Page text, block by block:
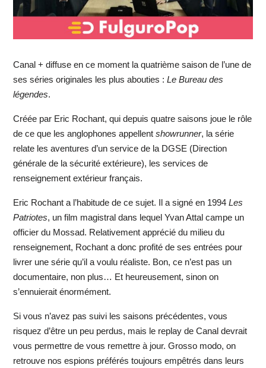
Canal + diffuse en ce moment la quatrième saison de l’une de
ses séries originales les plus abouties : Le Bureau des
légendes.
Créée par Eric Rochant, qui depuis quatre saisons joue le rôle
de ce que les anglophones appellent showrunner, la série
relate les aventures d’un service de la DGSE (Direction
générale de la sécurité extérieure), les services de
renseignement extérieur français.
Eric Rochant a l’habitude de ce sujet. Il a signé en 1994 Les
Patriotes, un film magistral dans lequel Yvan Attal campe un
officier du Mossad. Relativement apprécié du milieu du
renseignement, Rochant a donc profité de ses entrées pour
livrer une série qu’il a voulu réaliste. Bon, ce n’est pas un
documentaire, non plus… Et heureusement, sinon on
s’ennuierait énormément.
Si vous n’avez pas suivi les saisons précédentes, vous
risquez d’être un peu perdus, mais le replay de Canal devrait
vous permettre de vous remettre à jour. Grosso modo, on
retrouve nos espions préférés toujours empêtrés dans leurs